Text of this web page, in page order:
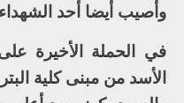
وأصيب أيضا أحد
في الحملة الأخيرة
الأسد من مبنى كلية